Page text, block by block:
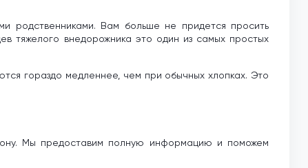
родственниками. Вам больше не придется просить
тяжелого внедорожника это один из самых простых
гораздо медленнее, чем при обычных хлопках. Это
Мы предоставим полную информацию и поможем